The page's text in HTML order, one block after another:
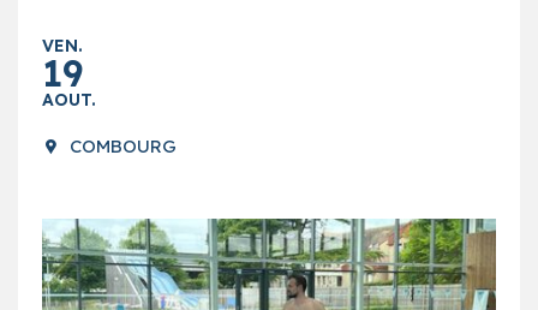
VEN.
19
AOUT.
COMBOURG